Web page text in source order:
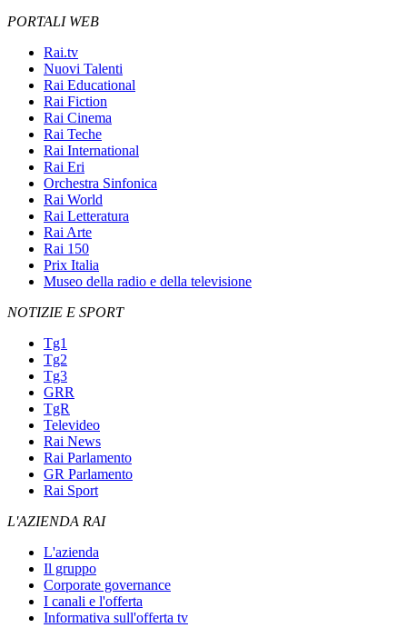
PORTALI WEB
Rai.tv
Nuovi Talenti
Rai Educational
Rai Fiction
Rai Cinema
Rai Teche
Rai International
Rai Eri
Orchestra Sinfonica
Rai World
Rai Letteratura
Rai Arte
Rai 150
Prix Italia
Museo della radio e della televisione
NOTIZIE E SPORT
Tg1
Tg2
Tg3
GRR
TgR
Televideo
Rai News
Rai Parlamento
GR Parlamento
Rai Sport
L'AZIENDA RAI
L'azienda
Il gruppo
Corporate governance
I canali e l'offerta
Informativa sull'offerta tv